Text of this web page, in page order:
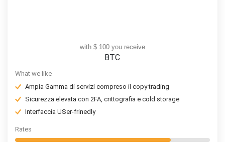
with $ 100 you receive
BTC
What we like
Ampia Gamma di servizi compreso il copy trading
Sicurezza elevata con 2FA, crittografia e cold storage
Interfaccia USer-frinedly
Rates